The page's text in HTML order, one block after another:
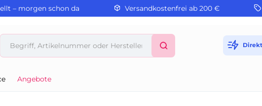
– morgen schon da Versandkostenfrei ab 200 €
Angebote